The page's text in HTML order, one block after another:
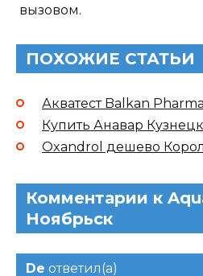
вызовом.
ПОХОЖИЕ СТАТЬИ
Акватест Balkan
Купить Анавар Кузнецк
Oxandrol дешево
Комментарии к
Ноябрьск
De ответил(а)